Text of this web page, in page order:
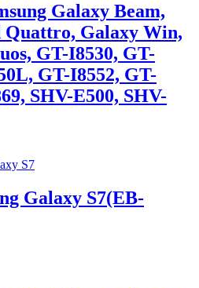
Galaxy Beam,
Quattro, Galaxy Win,
GT-I8530, GT-
GT-I8552, GT-
SHV-E500, SHV-
Galaxy S7(EB-